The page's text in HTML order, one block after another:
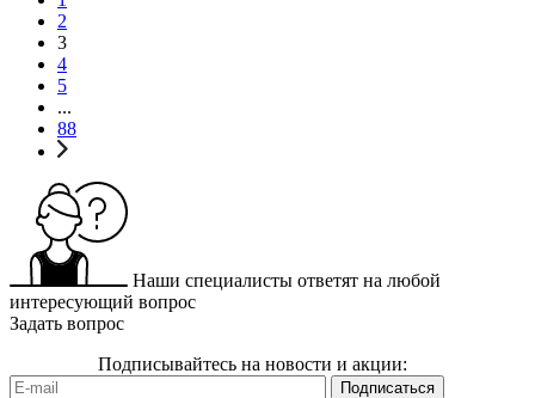
2
3
4
5
...
88
Наши специалисты ответят на любой
интересующий вопрос
Задать вопрос
Подписывайтесь на новости и акции: